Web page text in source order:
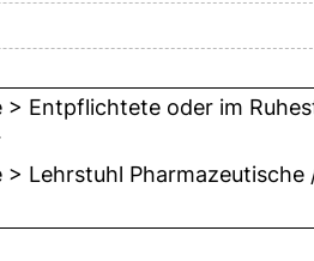
Entpflichtete oder im
Lehrstuhl Pharmazeutische